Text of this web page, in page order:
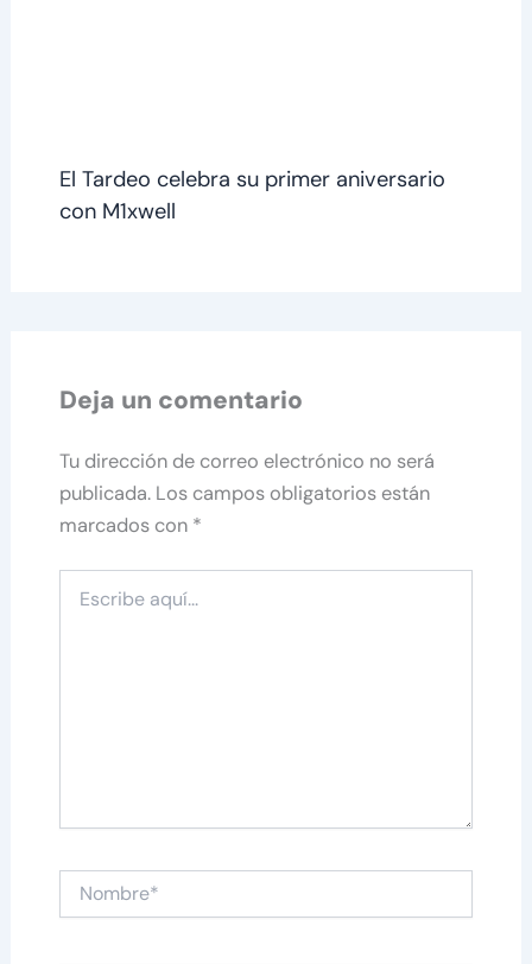
El Tardeo celebra su primer aniversario
con M1xwell
Deja un comentario
Tu dirección de correo electrónico no será
publicada. Los campos obligatorios están
marcados con *
aquí...
Nombre*